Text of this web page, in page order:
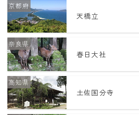
旧暦
十二支・干支
西暦・和暦
暦の吉凶
吉日・縁起の良い日
六曜（大安・仏滅）
天橋立
京都府
春日大社
奈良県
土佐国分寺
高知県